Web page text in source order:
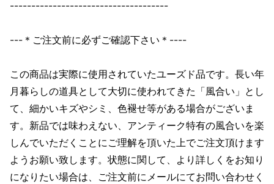
-------------------------------------
---＊ご注文前に必ずご確認下さい＊----
この商品は実際に使用されていたユーズド品です。長い年
月暮らしの道具として大切に使われてきた「風合い」とし
て、細かいキズやシミ、色褪せ等がある場合がございま
す。新品では味わえない、アンティーク特有の風合いを楽
しんでいただくことにご理解を頂いた上でご注文頂けます
ようお願い致します。状態に関して、より詳しくをお知り
になりたい場合は、ご注文前にメールにてお問い合わせく